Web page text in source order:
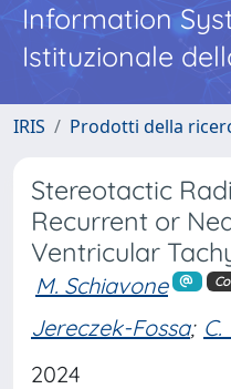
Information
Istituzionale
IRIS Prodotti della
Stereotactic
Recurrent or
Ventricular
M. Schiavone
Jereczek-Fossa;
2024